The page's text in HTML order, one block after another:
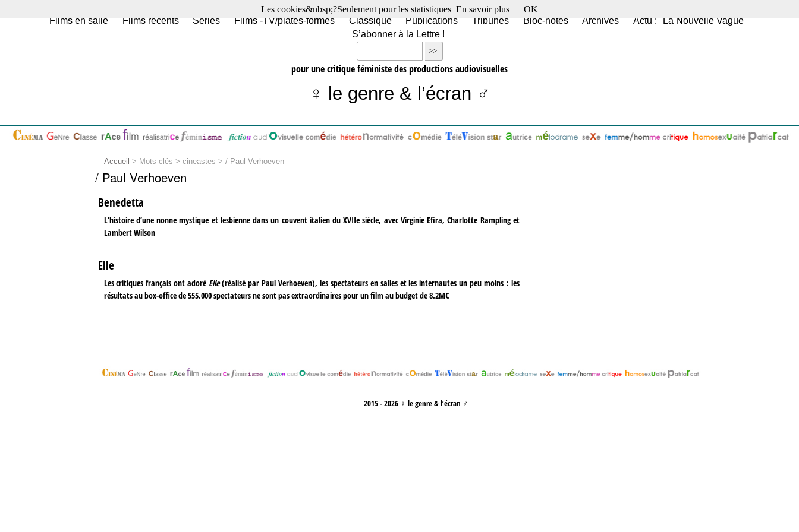
Films en salle Films récents Séries Films -TV/plates-formes Classique Publications Tribunes Bloc-notes Archives
Actu : "La Nouvelle Vague"
S’abonner à la Lettre !
pour une critique féministe des productions audiovisuelles
♀ le genre & l’écran ♂
Accueil > Mots-clés > cineastes > / Paul Verhoeven
/ Paul Verhoeven
Benedetta
L’histoire d’une nonne mystique et lesbienne dans un couvent italien du XVIIe siècle, avec Virginie Efira, Charlotte Rampling et
Lambert Wilson
Elle
Les critiques français ont adoré Elle(réalisé par Paul Verhoeven), les spectateurs en salles et les internautes un peu moins : les
résultats au box-office de 555.000 spectateurs ne sont pas extraordinaires pour un film au budget de 8.2M€
2015 - 2026 ♀ le genre & l’écran ♂
Les cookies&nbsp;?Seulement pour les statistiques En savoir plus OK